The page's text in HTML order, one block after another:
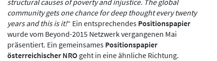
structural causes of poverty and injustice. The global
community gets one chance for deep thought every twenty
years and this is it!“ Ein entsprechendes Positionspapier
wurde vom Beyond-2015 Netzwerk vergangenen Mai
präsentiert. Ein gemeinsames Positionspapier
österreichischer NRO geht in eine ähnliche Richtung.